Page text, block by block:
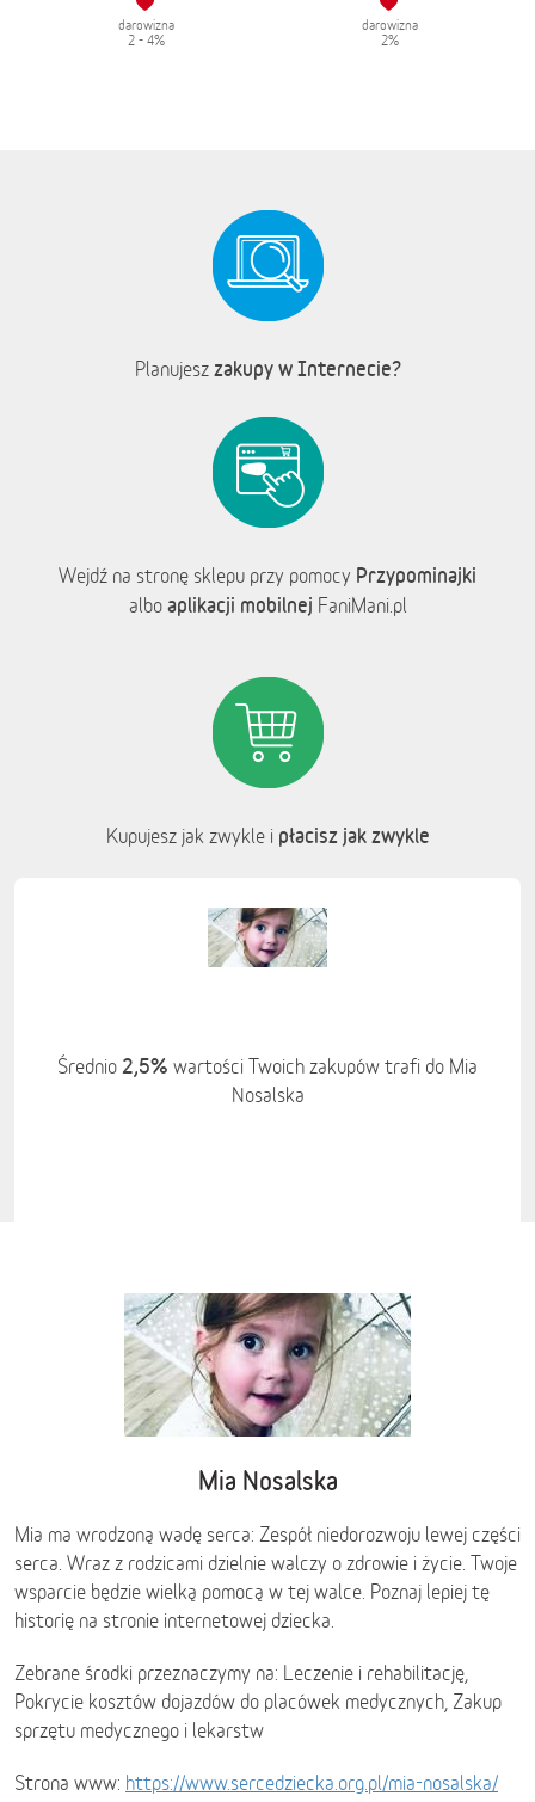
darowizna
2 - 4%
darowizna
2%
Planujesz zakupy w Internecie?
Wejdź na stronę sklepu przy pomocy Przypominajki
albo aplikacji mobilnej FaniMani.pl
Kupujesz jak zwykle i płacisz jak zwykle
Średnio 2,5% wartości Twoich zakupów trafi do Mia
Nosalska
Mia Nosalska
Mia ma wrodzoną wadę serca: Zespół niedorozwoju lewej części
serca. Wraz z rodzicami dzielnie walczy o zdrowie i życie. Twoje
wsparcie będzie wielką pomocą w tej walce. Poznaj lepiej tę
historię na stronie internetowej dziecka.
Zebrane środki przeznaczymy na: Leczenie i rehabilitację,
Pokrycie kosztów dojazdów do placówek medycznych, Zakup
sprzętu medycznego i lekarstw
Strona www: https://www.sercedziecka.org.pl/mia-nosalska/